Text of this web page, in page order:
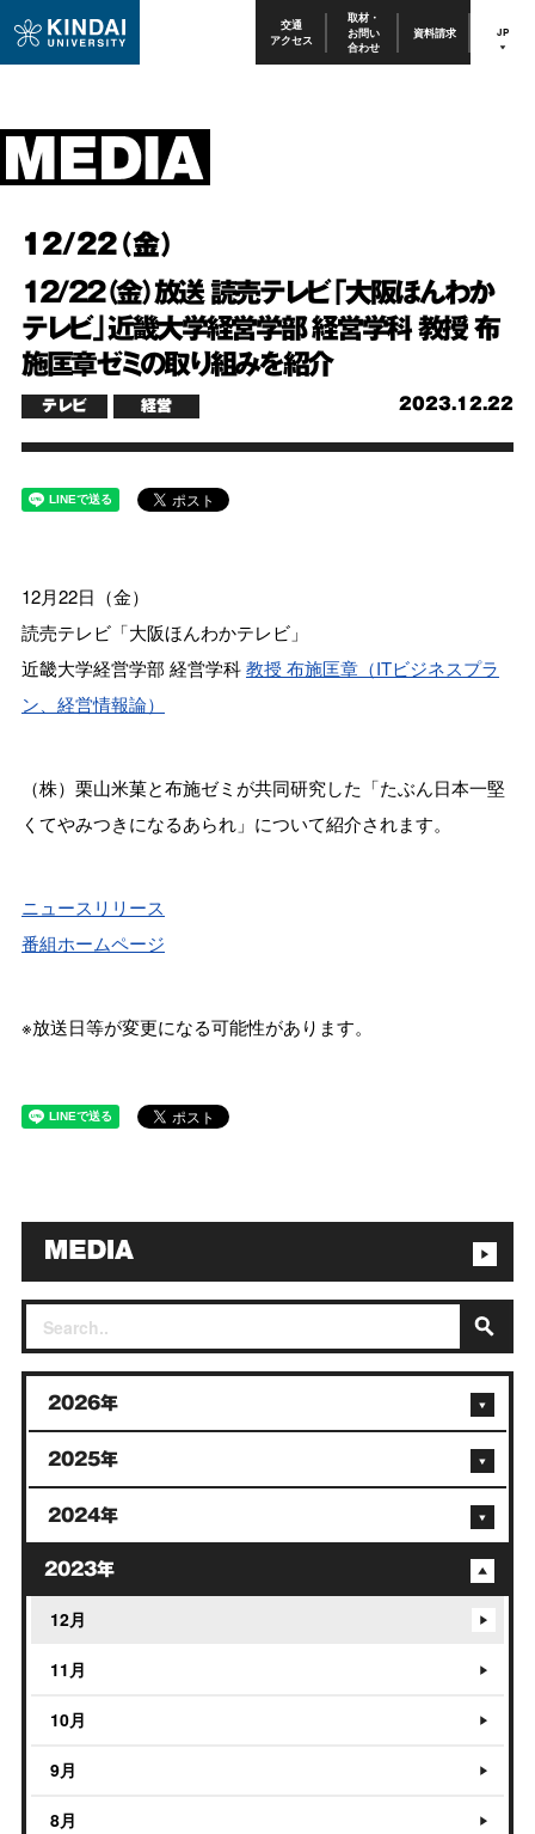
交通
アクセス
取材・
お問い
合わせ
資料請求 JP
12/22（金）
12/22（金）放送 読売テレビ「大阪ほんわか
テレビ」近畿大学経営学部 経営学科 教授 布
施匡章ゼミの取り組みを紹介
2023.12.22
テレビ 経営
12月22日（金）
読売テレビ「大阪ほんわかテレビ」
近畿大学経営学部 経営学科教授 布施匡章（ITビジネスプラ
ン、経営情報論）
（株）栗山米菓と布施ゼミが共同研究した「たぶん日本一堅
くてやみつきになるあられ」について紹介されます。
ニュースリリース
番組ホームページ
※放送日等が変更になる可能性があります。
2026年
2025年
2024年
2023年
12月
11月
10月
9月
8月